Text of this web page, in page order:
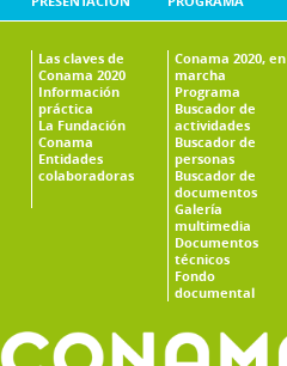
Las claves de
Conama 2020
Información
práctica
La Fundación
Conama
Entidades
colaboradoras
Conama 2020, en
marcha
Programa
Buscador de
actividades
Buscador de
personas
Buscador de
documentos
Galería
multimedia
Documentos
técnicos
Fondo
documental